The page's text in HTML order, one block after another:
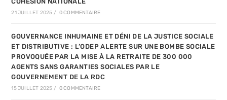
21 JUILLET 2025 / 0 COMMENTAIRE
GOUVERNANCE INHUMAINE ET DÉNI DE LA JUSTICE SOCIALE
ET DISTRIBUTIVE : L’ODEP ALERTE SUR UNE BOMBE SOCIALE
PROVOQUÉE PAR LA MISE À LA RETRAITE DE 300 000
AGENTS SANS GARANTIES SOCIALES PAR LE
GOUVERNEMENT DE LA RDC
15 JUILLET 2025 / 0 COMMENTAIRE